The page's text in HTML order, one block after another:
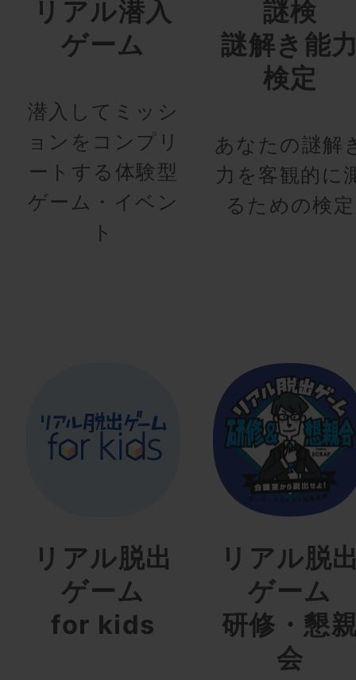
リアル潜入
ゲーム
潜入してミッシ
ョンをコンプリ
ートする体験型
ゲーム・イベン
ト
謎検
謎解き能
検定
あなたの謎解
力を客観的に
るための検定
リアル脱出
ゲーム
for kids
リアル脱
ゲーム
研修・懇
会